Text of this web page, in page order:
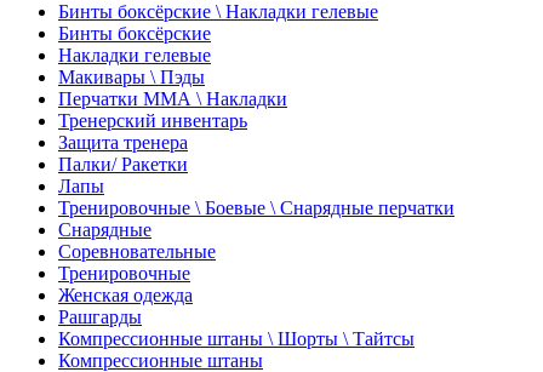
Бинты боксёрские \ Накладки гелевые
Бинты боксёрские
Накладки гелевые
Макивары \ Пэды
Перчатки ММА \ Накладки
Тренерский инвентарь
Защита тренера
Палки/ Ракетки
Лапы
Тренировочные \ Боевые \ Снарядные перчатки
Снарядные
Соревновательные
Тренировочные
Женская одежда
Рашгарды
Компрессионные штаны \ Шорты \ Тайтсы
Компрессионные штаны